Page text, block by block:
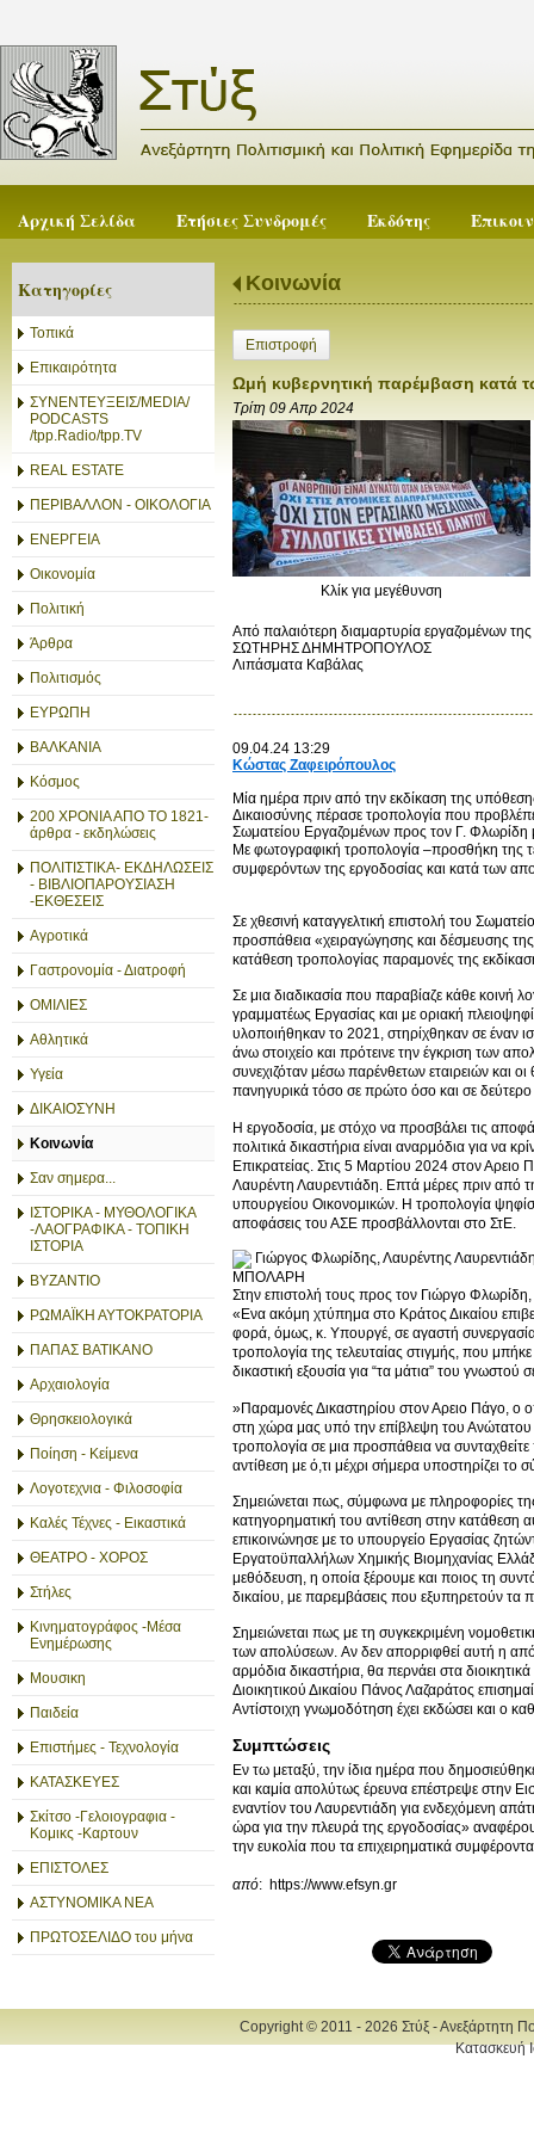
Αρχική Σελίδα Ετήσιες Συνδρομές Εκδότης
Κατηγορίες
Τοπικά
Επικαιρότητα
ΣΥΝΕΝΤΕΥΞΕΙΣ/MEDIA/
PODCASTS
/tpp.Radio/tpp.TV
REAL ESTATE
ΠΕΡΙΒΑΛΛΟΝ - ΟΙΚΟΛΟΓΙΑ
ΕΝΕΡΓΕΙΑ
Οικονομία
Πολιτική
Άρθρα
Πολιτισμός
ΕΥΡΩΠΗ
ΒΑΛΚΑΝΙΑ
Κόσμος
200 ΧΡΟΝΙΑ ΑΠΟ ΤΟ 1821-
άρθρα - εκδηλώσεις
ΠΟΛΙΤΙΣΤΙΚΑ- ΕΚΔΗΛΩΣΕΙΣ
- ΒΙΒΛΙΟΠΑΡΟΥΣΙΑΣΗ
-ΕΚΘΕΣΕΙΣ
Αγροτικά
Γαστρονομία - Διατροφή
ΟΜΙΛΙΕΣ
Αθλητικά
Υγεία
ΔΙΚΑΙΟΣΥΝΗ
Κοινωνία
Σαν σημερα...
ΙΣΤΟΡΙΚΑ - ΜΥΘΟΛΟΓΙΚΑ
-ΛΑΟΓΡΑΦΙΚΑ - ΤΟΠΙΚΗ
ΙΣΤΟΡΙΑ
ΒΥΖΑΝΤΙΟ
ΡΩΜΑΪΚΗ ΑΥΤΟΚΡΑΤΟΡΙΑ
ΠΑΠΑΣ ΒΑΤΙΚΑΝΟ
Αρχαιολογία
Θρησκειολογικά
Ποίηση - Κείμενα
Λογοτεχνια - Φιλοσοφία
Καλές Τέχνες - Εικαστικά
ΘΕΑΤΡΟ - ΧΟΡΟΣ
Στήλες
Κινηματογράφος -Μέσα
Ενημέρωσης
Μουσικη
Παιδεία
Επιστήμες - Τεχνολογία
ΚΑΤΑΣΚΕΥΕΣ
Σκίτσο -Γελοιογραφια -
Κομικς -Καρτουν
ΕΠΙΣΤΟΛΕΣ
ΑΣΤΥΝΟΜΙΚΑ ΝΕΑ
ΠΡΩΤΟΣΕΛΙΔΟ του μήνα
Κοινωνία
Επιστροφή
Ωμή κυβερνητική παρέμβαση κατά
Τρίτη 09 Απρ 2024
Κλίκ για μεγέθυνση
Από παλαιότερη διαμαρτυρία εργαζομένων
ΣΩΤΗΡΗΣ ΔΗΜΗΤΡΟΠΟΥΛΟΣ
Λιπάσματα Καβάλας
09.04.24 13:29
Κώστας Ζαφειρόπουλος
Μία ημέρα πριν από την εκδίκαση της
Δικαιοσύνης πέρασε τροπολογία που
Σωματείου Εργαζομένων προς τον Γ. Φλωρίδη
Με φωτογραφική τροπολογία –προσθήκη της
συμφερόντων της εργοδοσίας και κατά των
Σε χθεσινή καταγγελτική επιστολή του
προσπάθεια «χειραγώγησης και δέσμευσης
κατάθεση τροπολογίας παραμονές της
Σε μια διαδικασία που παραβίαζε κάθε κοινή
γραμματέως Εργασίας και με οριακή
υλοποιήθηκαν το 2021, στηρίχθηκαν σε έναν
άνω στοιχείο και πρότεινε την έγκριση των
συνεχιζόταν μέσω παρένθετων εταιρειών και
πανηγυρικά τόσο σε πρώτο όσο και σε
Η εργοδοσία, με στόχο να προσβάλει τις
πολιτικά δικαστήρια είναι αναρμόδια για να
Επικρατείας. Στις 5 Μαρτίου 2024 στον
Λαυρέντη Λαυρεντιάδη. Επτά μέρες πριν από
υπουργείου Οικονομικών. Η τροπολογία
αποφάσεις του ΑΣΕ προσβάλλονται στο ΣτΕ.
Γιώργος Φλωρίδης, Λαυρέντης
ΜΠΟΛΑΡΗ
Στην επιστολή τους προς τον Γιώργο
«Ενα ακόμη χτύπημα στο Κράτος Δικαίου
φορά, όμως, κ. Υπουργέ, σε αγαστή
τροπολογία της τελευταίας στιγμής, που
δικαστική εξουσία για “τα μάτια” του
»Παραμονές Δικαστηρίου στον Αρειο Πάγο, ο
στη χώρα μας υπό την επίβλεψη του Ανώτατου
τροπολογία σε μια προσπάθεια να
αντίθεση με ό,τι μέχρι σήμερα υποστηρίζει
Σημειώνεται πως, σύμφωνα με πληροφορίες
κατηγορηματική του αντίθεση στην κατάθεση
επικοινώνησε με το υπουργείο Εργασίας
Εργατοϋπαλλήλων Χημικής Βιομηχανίας
μεθόδευση, η οποία ξέρουμε και ποιος τη
δικαίου, με παρεμβάσεις που εξυπηρετούν τα
Σημειώνεται πως με τη συγκεκριμένη
των απολύσεων. Aν δεν απορριφθεί αυτή η
αρμόδια δικαστήρια, θα περνάει στα
Διοικητικού Δικαίου Πάνος Λαζαράτος
Aντίστοιχη γνωμοδότηση έχει εκδώσει και ο
Συμπτώσεις
Εν τω μεταξύ, την ίδια ημέρα που
και καμία απολύτως έρευνα επέστρεψε στην
εναντίον του Λαυρεντιάδη για ενδεχόμενη
ώρα για την πλευρά της εργοδοσίας»
την ευκολία που τα επιχειρηματικά
από: https://www.efsyn.gr
Copyright © 2011 - 2026 Στύξ - Ανεξάρτητη
Κατασκευή